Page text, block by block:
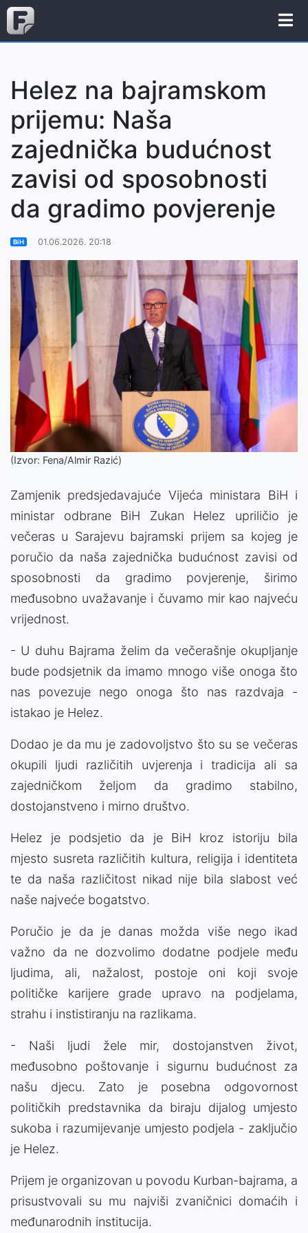
Helez na bajramskom
prijemu: Naša
zajednička budućnost
zavisi od sposobnosti
da gradimo povjerenje
BiH 01.06.2026. 20:18
(Izvor: Fena/Almir Razić)
Zamjenik predsjedavajuće Vijeća ministara BiH i
ministar odbrane BiH Zukan Helez upriličio je
večeras u Sarajevu bajramski prijem sa kojeg je
poručio da naša zajednička budućnost zavisi od
sposobnosti da gradimo povjerenje, širimo
međusobno uvažavanje i čuvamo mir kao najveću
vrijednost.
- U duhu Bajrama želim da večerašnje okupljanje
bude podsjetnik da imamo mnogo više onoga što
nas povezuje nego onoga što nas razdvaja -
istakao je Helez.
Dodao je da mu je zadovoljstvo što su se večeras
okupili ljudi različitih uvjerenja i tradicija ali sa
zajedničkom željom da gradimo stabilno,
dostojanstveno i mirno društvo.
Helez je podsjetio da je BiH kroz istoriju bila
mjesto susreta različitih kultura, religija i identiteta
te da naša različitost nikad nije bila slabost već
naše najveće bogatstvo.
Poručio je da je danas možda više nego ikad
važno da ne dozvolimo dodatne podjele među
ljudima, ali, nažalost, postoje oni koji svoje
političke karijere grade upravo na podjelama,
strahu i instistiranju na razlikama.
- Naši ljudi žele mir, dostojanstven život,
međusobno poštovanje i sigurnu budućnost za
našu djecu. Zato je posebna odgovornost
političkih predstavnika da biraju dijalog umjesto
sukoba i razumijevanje umjesto podjela - zaključio
je Helez.
Prijem je organizovan u povodu Kurban-bajrama, a
prisustvovali su mu najviši zvaničnici domaćih i
međunarodnih institucija.